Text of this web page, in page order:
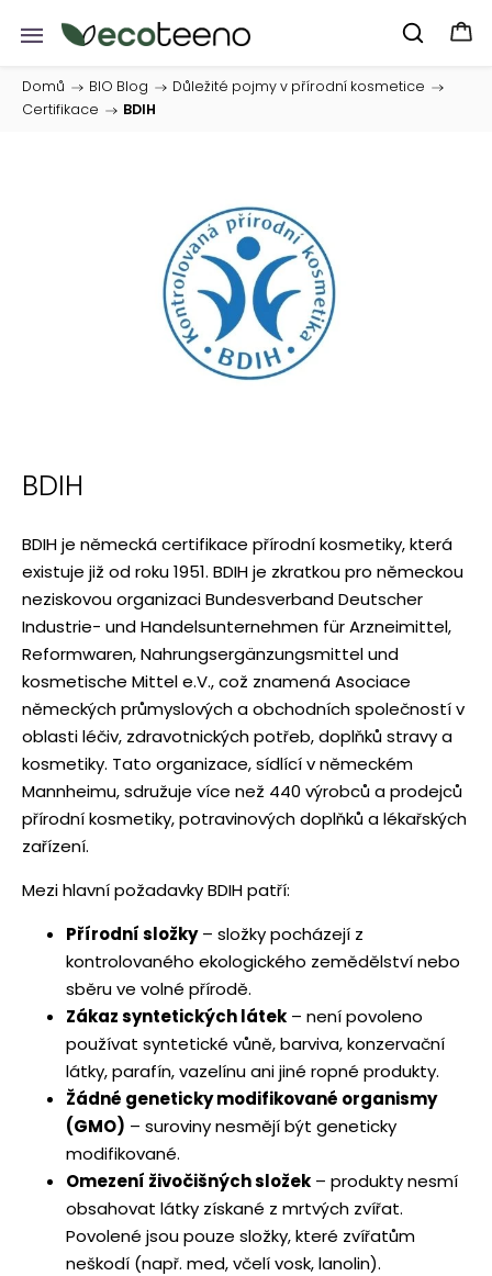
Domů / BIO Blog / Důležité pojmy v přírodní kosmetice /
Certifikace / BDIH
BDIH
BDIH je německá certifikace přírodní kosmetiky, která
existuje již od roku 1951. BDIH je zkratkou pro německou
neziskovou organizaci Bundesverband Deutscher
Industrie- und Handelsunternehmen für Arzneimittel,
Reformwaren, Nahrungsergänzungsmittel und
kosmetische Mittel e.V., což znamená Asociace
německých průmyslových a obchodních společností v
oblasti léčiv, zdravotnických potřeb, doplňků stravy a
kosmetiky. Tato organizace, sídlící v německém
Mannheimu, sdružuje více než 440 výrobců a prodejců
přírodní kosmetiky, potravinových doplňků a lékařských
zařízení.
Mezi hlavní požadavky BDIH patří:
Přírodní složky– složky pocházejí z
kontrolovaného ekologického zemědělství nebo
sběru ve volné přírodě.
Zákaz syntetických látek – není povoleno
používat syntetické vůně, barviva, konzervační
látky, parafín, vazelínu ani jiné ropné produkty.
Žádné geneticky modifikované organismy
(GMO) – suroviny nesmějí být geneticky
modifikované.
Omezení živočišných složek – produkty nesmí
obsahovat látky získané z mrtvých zvířat.
Povolené jsou pouze složky, které zvířatům
neškodí (např. med, včelí vosk, lanolin).